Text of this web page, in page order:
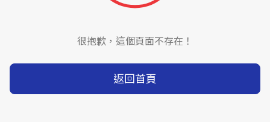
很抱歉，這個頁面不存在！
返回首頁